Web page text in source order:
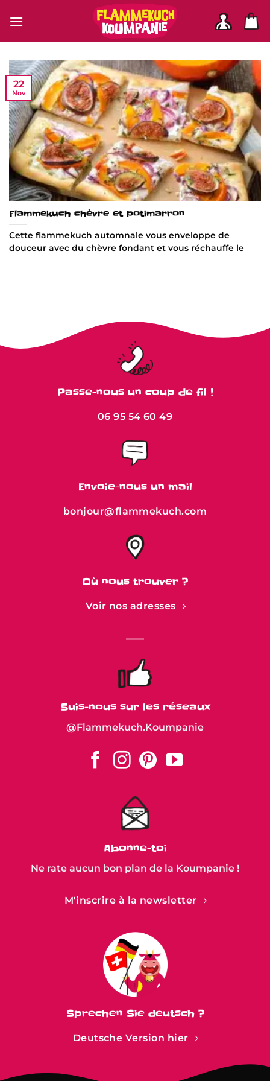
au
Flammekuch chèvre et potimarron
Cette flammekuch automnale vous enveloppe de
douceur avec du chèvre fondant et vous réchauffe le
22
Nov
Passe-nous un coup de fil !
06 95 54 60 49
Envoie-nous un mail
bonjour@flammekuch.com
Où nous trouver ?
Voir nos adresses
Suis-nous sur les réseaux
@Flammekuch.Koumpanie
Abonne-toi
Ne rate aucun bon plan de la Koumpanie !
M'inscrire à la newsletter
Sprechen Sie deutsch ?
Deutsche Version hier